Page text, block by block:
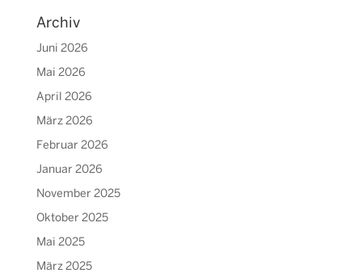
Archiv
Juni 2026
Mai 2026
April 2026
März 2026
Februar 2026
Januar 2026
November 2025
Oktober 2025
Mai 2025
März 2025